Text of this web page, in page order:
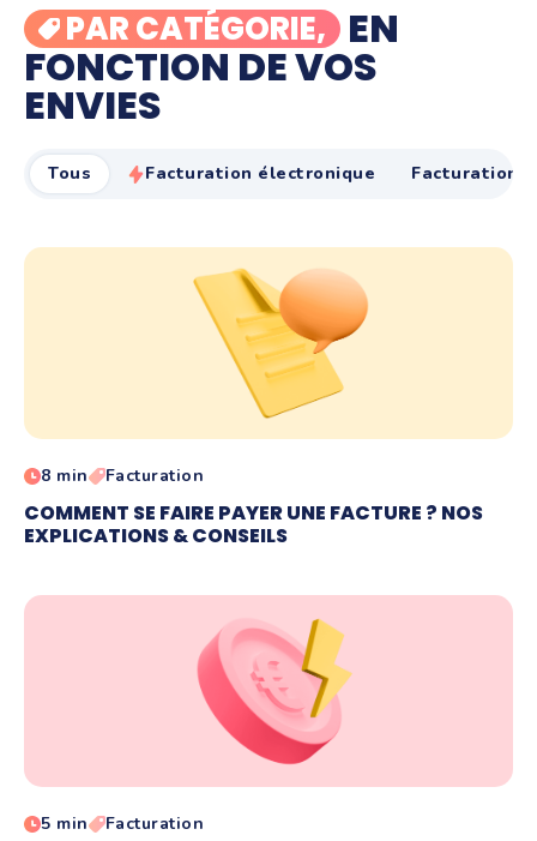
PAR CATÉGORIE, EN
FONCTION DE VOS
ENVIES
Tous Facturation électronique Facturation
8 min Facturation
COMMENT SE FAIRE PAYER UNE FACTURE ? NOS
EXPLICATIONS & CONSEILS
5 min Facturation